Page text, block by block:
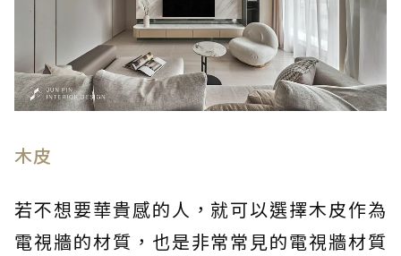
木皮
若不想要華貴感的人，就可以選擇木皮作為
電視牆的材質，也是非常常見的電視牆材質